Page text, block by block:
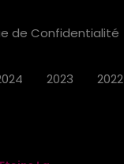
de Confidentialité
2023 2022